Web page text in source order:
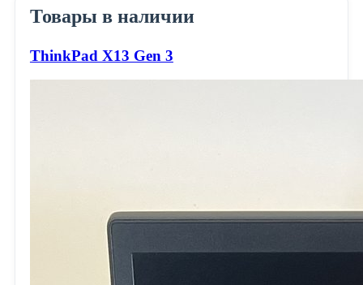
Товары в наличии
ThinkPad X13 Gen 3